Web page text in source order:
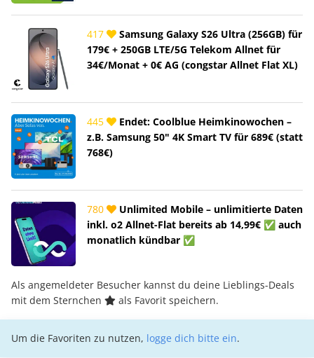
417
Samsung Galaxy S26 Ultra (256GB) für
179€ + 250GB LTE/5G Telekom Allnet für
34€/Monat + 0€ AG (congstar Allnet Flat XL)
445
Endet: Coolblue Heimkinowochen –
z.B. Samsung 50" 4K Smart TV für 689€ (statt
768€)
780
Unlimited Mobile – unlimitierte Daten
inkl. o2 Allnet-Flat bereits ab 14,99€ ✅ auch
monatlich kündbar ✅
Als angemeldeter Besucher kannst du deine Lieblings-Deals
mit dem Sternchen
als Favorit speichern.
Um die Favoriten zu nutzen, logge dich bitte ein.